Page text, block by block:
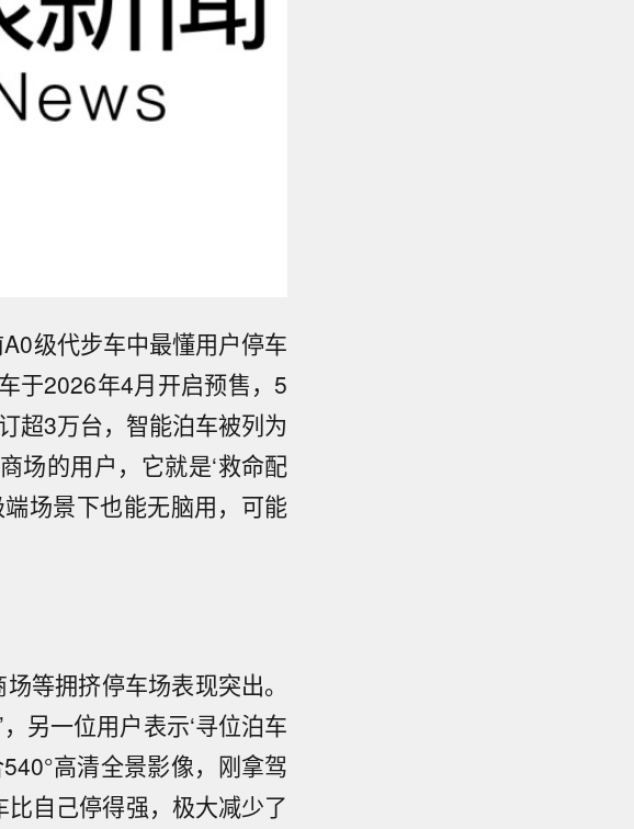
级代步车中最懂用户停车
于2026年4月开启预售，5
超3万台，智能泊车被列为
场的用户，它就是‘救命配
场景下也能无脑用，可能
等拥挤停车场表现突出。
另一位用户表示‘寻位泊车
高清全景影像，刚拿驾
自己停得强，极大减少了